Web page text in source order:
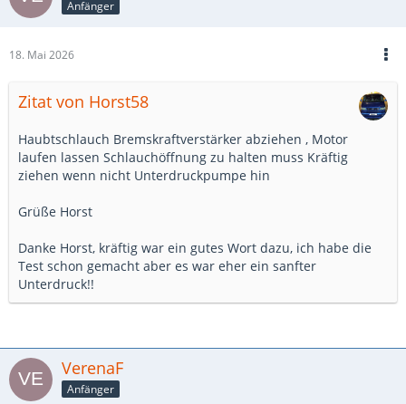
Anfänger
18. Mai 2026
Zitat von Horst58
Haubtschlauch Bremskraftverstärker abziehen , Motor
laufen lassen Schlauchöffnung zu halten muss Kräftig
ziehen wenn nicht Unterdruckpumpe hin
Grüße Horst
Danke Horst, kräftig war ein gutes Wort dazu, ich habe die
Test schon gemacht aber es war eher ein sanfter
Unterdruck!!
VerenaF
Anfänger